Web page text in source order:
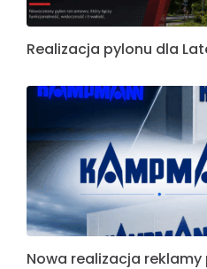
Realizacja pylonu dla
Nowa realizacja